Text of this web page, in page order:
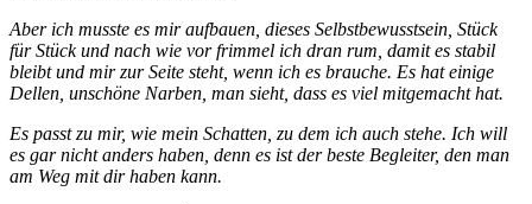
Aber ich musste es mir aufbauen, dieses Selbstbewusstsein, Stück
für Stück und nach wie vor frimmel ich dran rum, damit es stabil
bleibt und mir zur Seite steht, wenn ich es brauche. Es hat einige
Dellen, unschöne Narben, man sieht, dass es viel mitgemacht hat.
Es passt zu mir, wie mein Schatten, zu dem ich auch stehe. Ich will
es gar nicht anders haben, denn es ist der beste Begleiter, den man
am Weg mit dir haben kann.